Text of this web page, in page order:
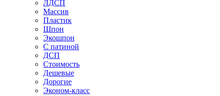
ЛДСП
Массив
Пластик
Шпон
Экошпон
С патиной
ДСП
Стоимость
Дешевые
Дорогие
Эконом-класс